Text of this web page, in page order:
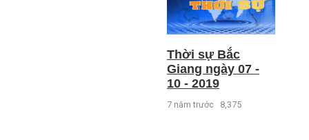
Thời sự Bắc
Giang ngày 07 -
10 - 2019
7 năm trước 8,375